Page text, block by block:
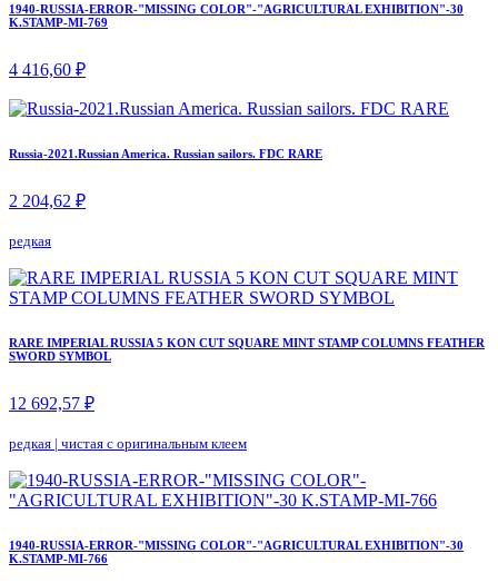
1940-RUSSIA-ERROR-"MISSING COLOR"-"AGRICULTURAL EXHIBITION"-30
K.STAMP-MI-769
4 416,60 ₽
Russia-2021.Russian America. Russian sailors. FDC RARE
2 204,62 ₽
редкая
RARE IMPERIAL RUSSIA 5 KON CUT SQUARE MINT STAMP COLUMNS FEATHER
SWORD SYMBOL
12 692,57 ₽
редкая | чистая с оригинальным клеем
1940-RUSSIA-ERROR-"MISSING COLOR"-"AGRICULTURAL EXHIBITION"-30
K.STAMP-MI-766